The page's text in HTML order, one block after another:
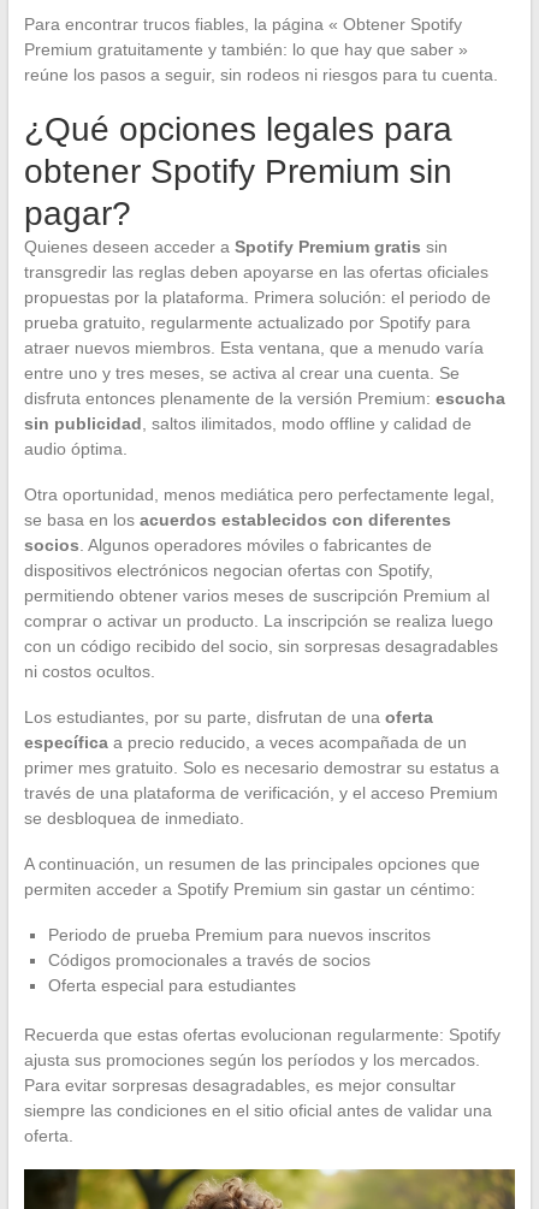
Para encontrar trucos fiables, la página « Obtener Spotify
Premium gratuitamente y también: lo que hay que saber »
reúne los pasos a seguir, sin rodeos ni riesgos para tu cuenta.
¿Qué opciones legales para
obtener Spotify Premium sin
pagar?
Quienes deseen acceder a Spotify Premium gratis sin
transgredir las reglas deben apoyarse en las ofertas oficiales
propuestas por la plataforma. Primera solución: el periodo de
prueba gratuito, regularmente actualizado por Spotify para
atraer nuevos miembros. Esta ventana, que a menudo varía
entre uno y tres meses, se activa al crear una cuenta. Se
disfruta entonces plenamente de la versión Premium: escucha
sin publicidad , saltos ilimitados, modo offline y calidad de
audio óptima.
Otra oportunidad, menos mediática pero perfectamente legal,
se basa en los acuerdos establecidos con diferentes
socios . Algunos operadores móviles o fabricantes de
dispositivos electrónicos negocian ofertas con Spotify,
permitiendo obtener varios meses de suscripción Premium al
comprar o activar un producto. La inscripción se realiza luego
con un código recibido del socio, sin sorpresas desagradables
ni costos ocultos.
Los estudiantes, por su parte, disfrutan de una oferta
específicaa precio reducido, a veces acompañada de un
primer mes gratuito. Solo es necesario demostrar su estatus a
través de una plataforma de verificación, y el acceso Premium
se desbloquea de inmediato.
A continuación, un resumen de las principales opciones que
permiten acceder a Spotify Premium sin gastar un céntimo:
Periodo de prueba Premium para nuevos inscritos
Códigos promocionales a través de socios
Oferta especial para estudiantes
Recuerda que estas ofertas evolucionan regularmente: Spotify
ajusta sus promociones según los períodos y los mercados.
Para evitar sorpresas desagradables, es mejor consultar
siempre las condiciones en el sitio oficial antes de validar una
oferta.